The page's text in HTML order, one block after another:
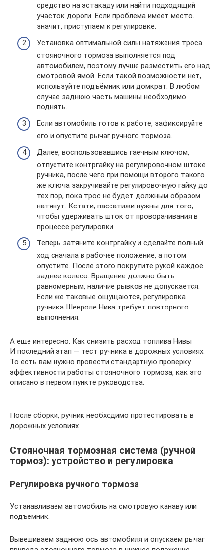
средство на эстакаду или найти подходящий
участок дороги. Если проблема имеет место,
значит, приступаем к регулировке.
Установка оптимальной силы натяжения троса
стояночного тормоза выполняется под
автомобилем, поэтому лучше разместить его над
смотровой ямой. Если такой возможности нет,
используйте подъёмник или домкрат. В любом
случае заднюю часть машины необходимо
поднять.
Если автомобиль готов к работе, зафиксируйте
его и опустите рычаг ручного тормоза.
Далее, воспользовавшись гаечным ключом,
отпустите контргайку на регулировочном штоке
ручника, после чего при помощи второго такого
же ключа закручивайте регулировочную гайку до
тех пор, пока трос не будет должным образом
натянут. Кстати, пассатижи нужны для того,
чтобы удерживать шток от проворачивания в
процессе регулировки.
Теперь затяните контргайку и сделайте полный
ход сначала в рабочее положение, а потом
опустите. После этого покрутите рукой каждое
заднее колесо. Вращение должно быть
равномерным, наличие рывков не допускается.
Если же таковые ощущаются, регулировка
ручника Шевроле Нива требует повторного
выполнения.
А еще интересно: Как снизить расход топлива Нивы
И последний этап — тест ручника в дорожных условиях.
То есть вам нужно провести стандартную проверку
эффективности работы стояночного тормоза, как это
описано в первом пункте руководства.
После сборки, ручник необходимо протестировать в
дорожных условиях
Стояночная тормозная система (ручной
тормоз): устройство и регулировка
Регулировка ручного тормоза
Устанавливаем автомобиль на смотровую канаву или
подъемник.
Вывешиваем заднюю ось автомобиля и опускаем рычаг